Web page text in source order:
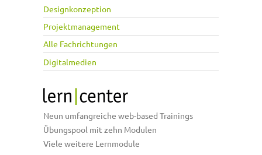
Designkonzeption
Projektmanagement
Alle Fachrichtungen
Digitalmedien
Neun umfangreiche web-based Trainings
Übungspool mit zehn Modulen
Viele weitere Lernmodule